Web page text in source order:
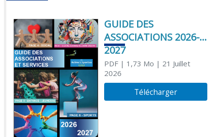
GUIDE DES
ASSOCIATIONS 2026-
2027
PDF| 1,73 Mo | 21 Juillet
2026
Télécharger